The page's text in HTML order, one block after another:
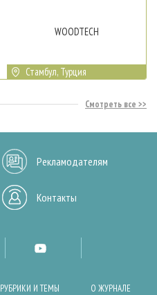
WOODTECH
Стамбул, Турция
Смотреть все
Рекламодателям
Контакты
РУБРИКИ И ТЕМЫ О ЖУРНАЛЕ